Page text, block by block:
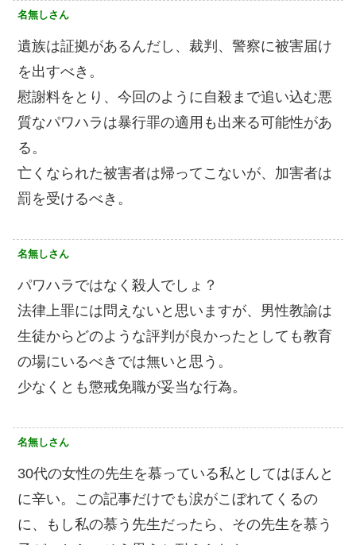
名無しさん
遺族は証拠があるんだし、裁判、警察に被害届け
を出すべき。
慰謝料をとり、今回のように自殺まで追い込む悪
質なパワハラは暴行罪の適用も出来る可能性があ
る。
亡くなられた被害者は帰ってこないが、加害者は
罰を受けるべき。
名無しさん
パワハラではなく殺人でしょ？
法律上罪には問えないと思いますが、男性教諭は
生徒からどのような評判が良かったとしても教育
の場にいるべきでは無いと思う。
少なくとも懲戒免職が妥当な行為。
名無しさん
30代の女性の先生を慕っている私としてはほんと
に辛い。この記事だけでも涙がこぼれてくるの
に、もし私の慕う先生だったら、その先生を慕う